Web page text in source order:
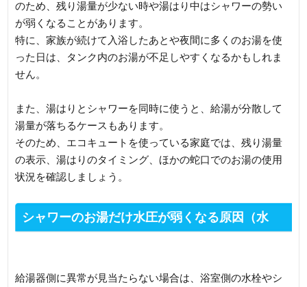
のため、残り湯量が少ない時や湯はり中はシャワーの勢い
が弱くなることがあります。
特に、家族が続けて入浴したあとや夜間に多くのお湯を使
った日は、タンク内のお湯が不足しやすくなるかもしれま
せん。
また、湯はりとシャワーを同時に使うと、給湯が分散して
湯量が落ちるケースもあります。
そのため、エコキュートを使っている家庭では、残り湯量
の表示、湯はりのタイミング、ほかの蛇口でのお湯の使用
状況を確認しましょう。
シャワーのお湯だけ水圧が弱くなる原因（水
給湯器側に異常が見当たらない場合は、浴室側の水栓やシ